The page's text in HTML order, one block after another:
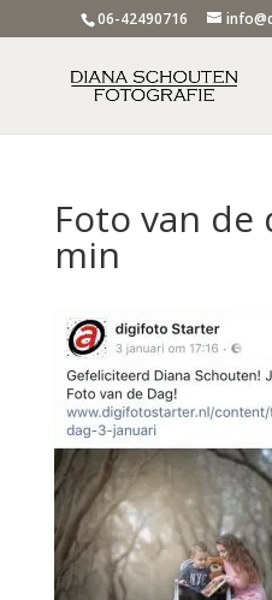
06-42490716
Foto van de
min